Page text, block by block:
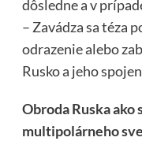
dôsledne a v
– Zavádza sa téza
odrazenie alebo
Rusko a jeho
Obroda Ruska
multipolárneho